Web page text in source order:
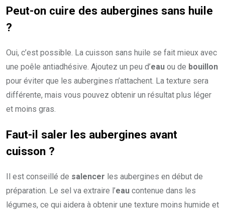
Peut-on cuire des aubergines sans huile
?
Oui, c’est possible. La cuisson sans huile se fait mieux avec
une poêle antiadhésive. Ajoutez un peu d’eau ou de bouillon
pour éviter que les aubergines n’attachent. La texture sera
différente, mais vous pouvez obtenir un résultat plus léger
et moins gras.
Faut-il saler les aubergines avant
cuisson ?
Il est conseillé de salencer les aubergines en début de
préparation. Le sel va extraire l’eau contenue dans les
légumes, ce qui aidera à obtenir une texture moins humide et